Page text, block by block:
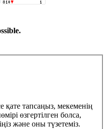
қате тапсаңыз, мекеменің
өзгертілген болса,
және оны түзетеміз.